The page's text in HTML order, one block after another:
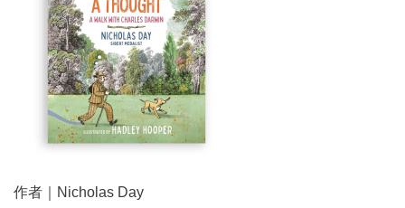
作者｜Nicholas Day